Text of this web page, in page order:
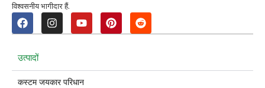
विश्वसनीय भागीदार हैं.
उत्पादों
कस्टम जयकार परिधान